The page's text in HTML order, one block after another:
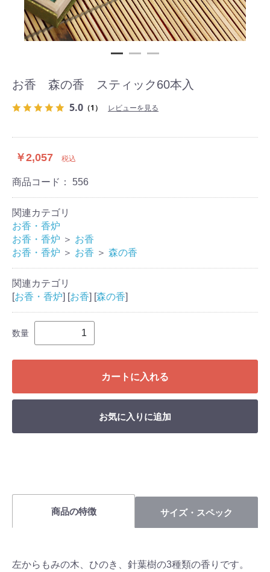
お香 森の香 スティック60本入
5.0 （1） レビューを見る
￥2,057 税込
商品コード： 556
関連カテゴリ
お香・香炉
お香・香炉 ＞ お香
お香・香炉 ＞ お香 ＞ 森の香
関連カテゴリ
[お香・香炉] [お香] [森の香]
数量
カートに入れる
お気に入りに追加
商品の特徴 サイズ・スペック
左からもみの木、ひのき、針葉樹の3種類の香りです。